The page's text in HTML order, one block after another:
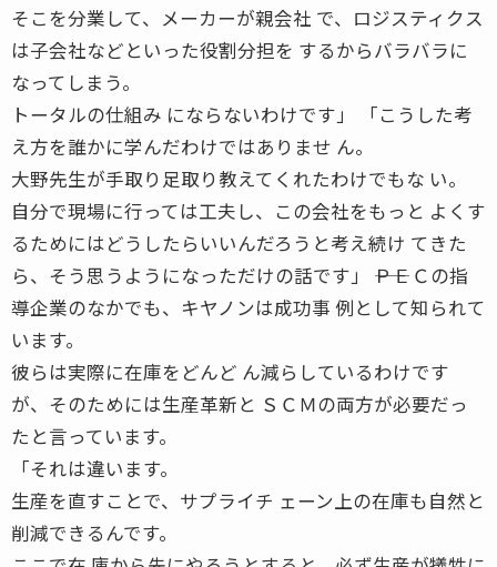
そこを分業して、メーカーが親会社 で、ロジスティクス
は子会社などといった役割分担を するからバラバラに
なってしまう。
トータルの仕組み にならないわけです」 「こうした考
え方を誰かに学んだわけではありませ ん。
大野先生が手取り足取り教えてくれたわけでもな い。
自分で現場に行っては工夫し、この会社をもっと よくす
るためにはどうしたらいいんだろうと考え続け てきた
ら、そう思うようになっただけの話です」 ――ＰＥＣの指
導企業のなかでも、キヤノンは成功事 例として知られて
います。
彼らは実際に在庫をどんど ん減らしているわけです
が、そのためには生産革新と ＳＣＭの両方が必要だっ
たと言っています。
「それは違います。
生産を直すことで、サプライチ ェーン上の在庫も自然と
削減できるんです。